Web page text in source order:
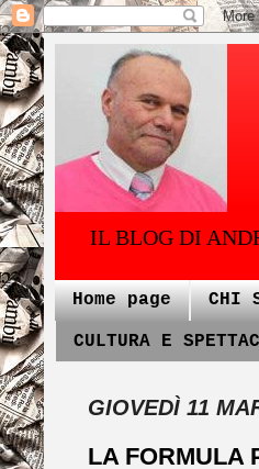
IL BLOG DI
Home page CHI
CULTURA E
GIOVEDÌ 11
LA FORMULA